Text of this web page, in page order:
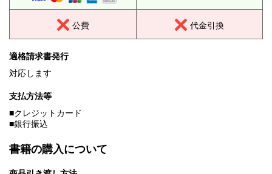
公費 代金引換
適格請求書発行
対応します
支払方法等
■クレジットカード
■銀行振込
書籍の購入について